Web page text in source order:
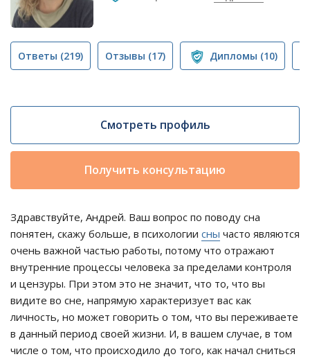
Ответы (219) Отзывы (17) Дипломы (10)
Смотреть профиль
Получить консультацию
Здравствуйте, Андрей. Ваш вопрос по поводу сна
понятен, скажу больше, в психологии сны часто являются
очень важной частью работы, потому что отражают
внутренние процессы человека за пределами контроля
и цензуры. При этом это не значит, что то, что вы
видите во сне, напрямую характеризует вас как
личность, но может говорить о том, что вы переживаете
в данный период своей жизни. И, в вашем случае, в том
числе о том, что происходило до того, как начал сниться